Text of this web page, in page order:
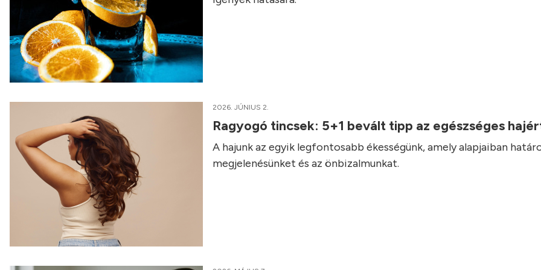
2026. JÚNIUS 2.
Ragyogó tincsek: 5+1 bevált tipp az egészséges
A hajunk az egyik legfontosabb ékességünk, amely alapjaiban
megjelenésünket és az önbizalmunkat.